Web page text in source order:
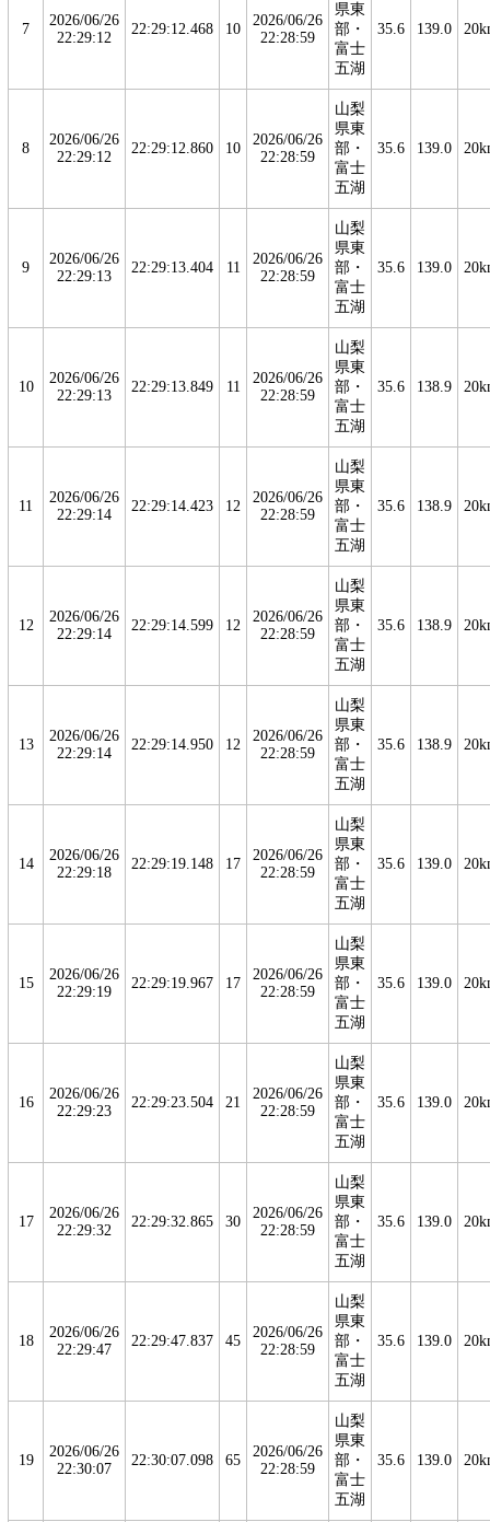
7
2026/06/26
22:29:12
22:29:12.468 10
2026/06/26
22:28:59
県東
部・
富士
五湖
35.6 139.0
8
2026/06/26
22:29:12
22:29:12.860 10
2026/06/26
22:28:59
山梨
県東
部・
富士
五湖
35.6 139.0
9
2026/06/26
22:29:13
22:29:13.404 11
2026/06/26
22:28:59
山梨
県東
部・
富士
五湖
35.6 139.0
10
2026/06/26
22:29:13
22:29:13.849 11
2026/06/26
22:28:59
山梨
県東
部・
富士
五湖
35.6 138.9
11
2026/06/26
22:29:14
22:29:14.423 12
2026/06/26
22:28:59
山梨
県東
部・
富士
五湖
35.6 138.9
12
2026/06/26
22:29:14
22:29:14.599 12
2026/06/26
22:28:59
山梨
県東
部・
富士
五湖
35.6 138.9
13
2026/06/26
22:29:14
22:29:14.950 12
2026/06/26
22:28:59
山梨
県東
部・
富士
五湖
35.6 138.9
14
2026/06/26
22:29:18
22:29:19.148 17
2026/06/26
22:28:59
山梨
県東
部・
富士
五湖
35.6 139.0
15
2026/06/26
22:29:19
22:29:19.967 17
2026/06/26
22:28:59
山梨
県東
部・
富士
五湖
35.6 139.0
16
2026/06/26
22:29:23
22:29:23.504 21
2026/06/26
22:28:59
山梨
県東
部・
富士
五湖
35.6 139.0
17
2026/06/26
22:29:32
22:29:32.865 30
2026/06/26
22:28:59
山梨
県東
部・
富士
五湖
35.6 139.0
18
2026/06/26
22:29:47
22:29:47.837 45
2026/06/26
22:28:59
山梨
県東
部・
富士
五湖
35.6 139.0
19
2026/06/26
22:30:07
22:30:07.098 65
2026/06/26
22:28:59
山梨
県東
部・
富士
五湖
35.6 139.0